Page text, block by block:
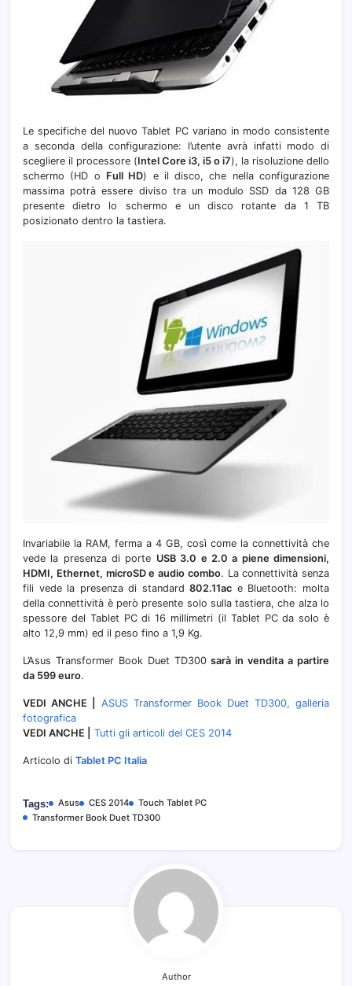
Le specifiche del nuovo Tablet PC variano in modo consistente
a seconda della configurazione: l’utente avrà infatti modo di
scegliere il processore (Intel Core i3, i5 o i7), la risoluzione dello
schermo (HD o Full HD) e il disco, che nella configurazione
massima potrà essere diviso tra un modulo SSD da 128 GB
presente dietro lo schermo e un disco rotante da 1 TB
posizionato dentro la tastiera.
Invariabile la RAM, ferma a 4 GB, così come la connettività che
vede la presenza di porte USB 3.0 e 2.0 a piene dimensioni,
HDMI, Ethernet, microSD e audio combo. La connettività senza
fili vede la presenza di standard802.11ac e Bluetooth: molta
della connettività è però presente solo sulla tastiera, che alza lo
spessore del Tablet PC di 16 millimetri (il Tablet PC da solo è
alto 12,9 mm) ed il peso fino a 1,9 Kg.
L’Asus Transformer Book Duet TD300sarà in vendita a partire
da 599 euro.
VEDI ANCHE |
ASUS Transformer Book Duet TD300, galleria
fotografica
VEDI ANCHE |
Tutti gli articoli del CES 2014
Articolo di Tablet PC Italia
Tags: Asus CES 2014
Touch Tablet PC
Transformer Book Duet TD300
Author